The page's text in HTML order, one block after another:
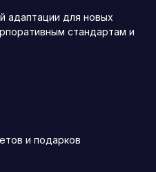
адаптации для новых
стандартам и
и подарков